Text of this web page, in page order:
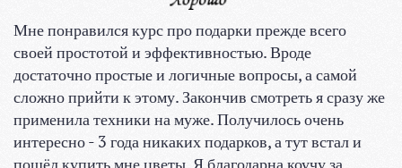
Мне понравился курс про подарки прежде всего
своей простотой и эффективностью. Вроде
достаточно простые и логичные вопросы, а самой
сложно прийти к этому. Закончив смотреть я сразу же
применила техники на муже. Получилось очень
интересно - 3 года никаких подарков, а тут встал и
пошёл купить мне цветы. Я благодарна коучу за